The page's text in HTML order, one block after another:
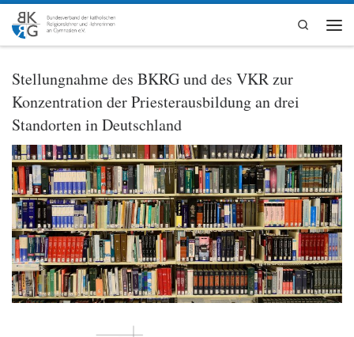
Zum Inhalt springen
Search
Stellungnahme des BKRG und des VKR zur
Konzentration der Priesterausbildung an drei
Standorten in Deutschland